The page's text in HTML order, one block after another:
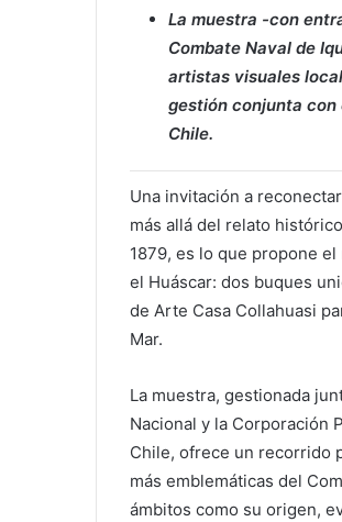
La muestra -con
Combate Naval de
artistas visuales
gestión conjunta con
Chile.
Una invitación a
más allá del relato
1879, es lo que propone el
el Huáscar: dos buques
de Arte Casa Collahuasi
Mar.
La muestra, gestionada
Nacional y la Corporación
Chile, ofrece un recorrido
más emblemáticas del
ámbitos como su origen,